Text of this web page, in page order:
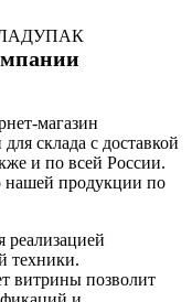
магазин
склада с доставкой
и по всей России.
нашей продукции по
техники.
витрины позволит